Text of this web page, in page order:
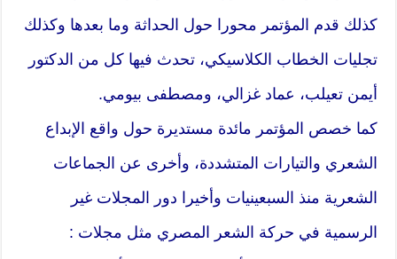
كذلك قدم المؤتمر محورا حول الحداثة وما بعدها وكذلك
تجليات الخطاب الكلاسيكي، تحدث فيها كل من الدكتور
أيمن تعيلب، عماد غزالي، ومصطفى بيومي.
كما خصص المؤتمر مائدة مستديرة حول واقع الإبداع
الشعري والتيارات المتشددة، وأخرى عن الجماعات
الشعرية منذ السبعينيات وأخيرا دور المجلات غير
الرسمية في حركة الشعر المصري مثل مجلات :